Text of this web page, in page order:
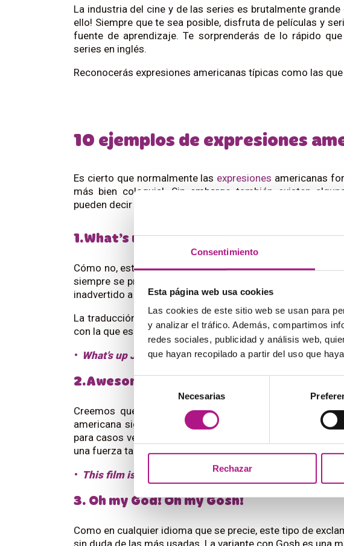
Consentimiento
Esta página web usa cookies
Las cookies de este sitio web se usan para
y analizar el tráfico. Además, compartimos
redes sociales, publicidad y análisis web,
que hayan recopilado a partir del uso que
Selección
consentimiento
Necesarias
Rechazar
La industria del cine y de las series es brutalmente grande
ello! Siempre que te sea posible, disfruta de películas y
fuente de aprendizaje. Te sorprenderás de lo rápido
series en inglés.
Reconocerás expresiones americanas típicas como las
10 ejemplos de expresiones
Es cierto que normalmente las expresiones americanas
más bien coloquial. Sin embargo también existen
pueden decir en situaciones comunicativas más formales y
1.What’s up?
Cómo no, esta expresión americana tiene que ser la
siempre se pronuncian todas las letras de esta expresión y
inadvertido a oídos poco acostumbrados.
La traducción sería algo así como ¿Qué pasa?, ¿Qué
con la que es mejor no dirigirte a tus profesores o padres,
What’s up Jenny? How was your trip?– ¿Qué hay
2.Awesome
Creemos que este adjetivo es probablemente el más
americana significa
genial
y la aplicamos a cosas que
para casos verdaderamente alucinantes. Hoy en día la
una fuerza tan abrumadora. Es un poco del estilo degreat.
This film is really awesome
– Esta película es realmente
3. Oh my God! Oh my Gosh!
Como en cualquier idioma que se precie, este tipo de